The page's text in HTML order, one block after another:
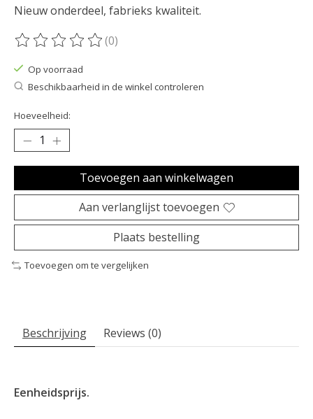
Nieuw onderdeel, fabrieks kwaliteit.
De beoordeling van dit product is
(0)
Op voorraad
Beschikbaarheid in de winkel controleren
Hoeveelheid:
Toevoegen aan winkelwagen
Aan verlanglijst toevoegen
Plaats bestelling
Toevoegen om te vergelijken
Beschrijving Reviews (0)
Eenheidsprijs.